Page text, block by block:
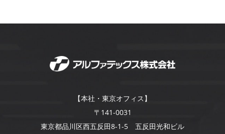
【本社・東京オフィス】
〒141-0031
東京都品川区西五反田8-1-5 五反田光和ビル